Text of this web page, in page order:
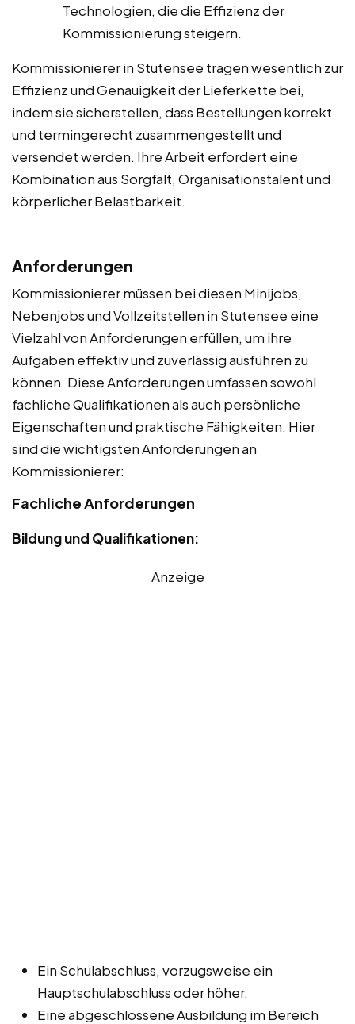
Technologien, die die Effizienz der
Kommissionierung steigern.
Kommissionierer in Stutensee tragen wesentlich zur
Effizienz und Genauigkeit der Lieferkette bei,
indem sie sicherstellen, dass Bestellungen korrekt
und termingerecht zusammengestellt und
versendet werden. Ihre Arbeit erfordert eine
Kombination aus Sorgfalt, Organisationstalent und
körperlicher Belastbarkeit.
Anforderungen
Kommissionierer müssen bei diesen Minijobs,
Nebenjobs und Vollzeitstellen in Stutensee eine
Vielzahl von Anforderungen erfüllen, um ihre
Aufgaben effektiv und zuverlässig ausführen zu
können. Diese Anforderungen umfassen sowohl
fachliche Qualifikationen als auch persönliche
Eigenschaften und praktische Fähigkeiten. Hier
sind die wichtigsten Anforderungen an
Kommissionierer:
Fachliche Anforderungen
Bildung und Qualifikationen:
Anzeige
Ein Schulabschluss, vorzugsweise ein
Hauptschulabschluss oder höher.
Eine abgeschlossene Ausbildung im Bereich